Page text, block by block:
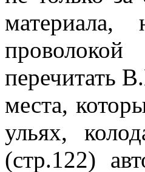
перечитать
места,
ульях,
(стр.122)